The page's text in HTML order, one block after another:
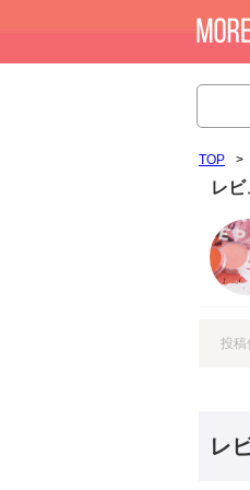
TOP >
レ
投稿
レ